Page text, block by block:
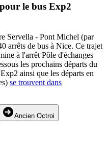
le bus Exp2
Servella - Pont Michel (par
arrêts de bus à Nice. Ce trajet
à l'arrêt Pôle d'échanges
les prochains départs du
ainsi que les départs en
se trouvent dans
Ancien Octroi